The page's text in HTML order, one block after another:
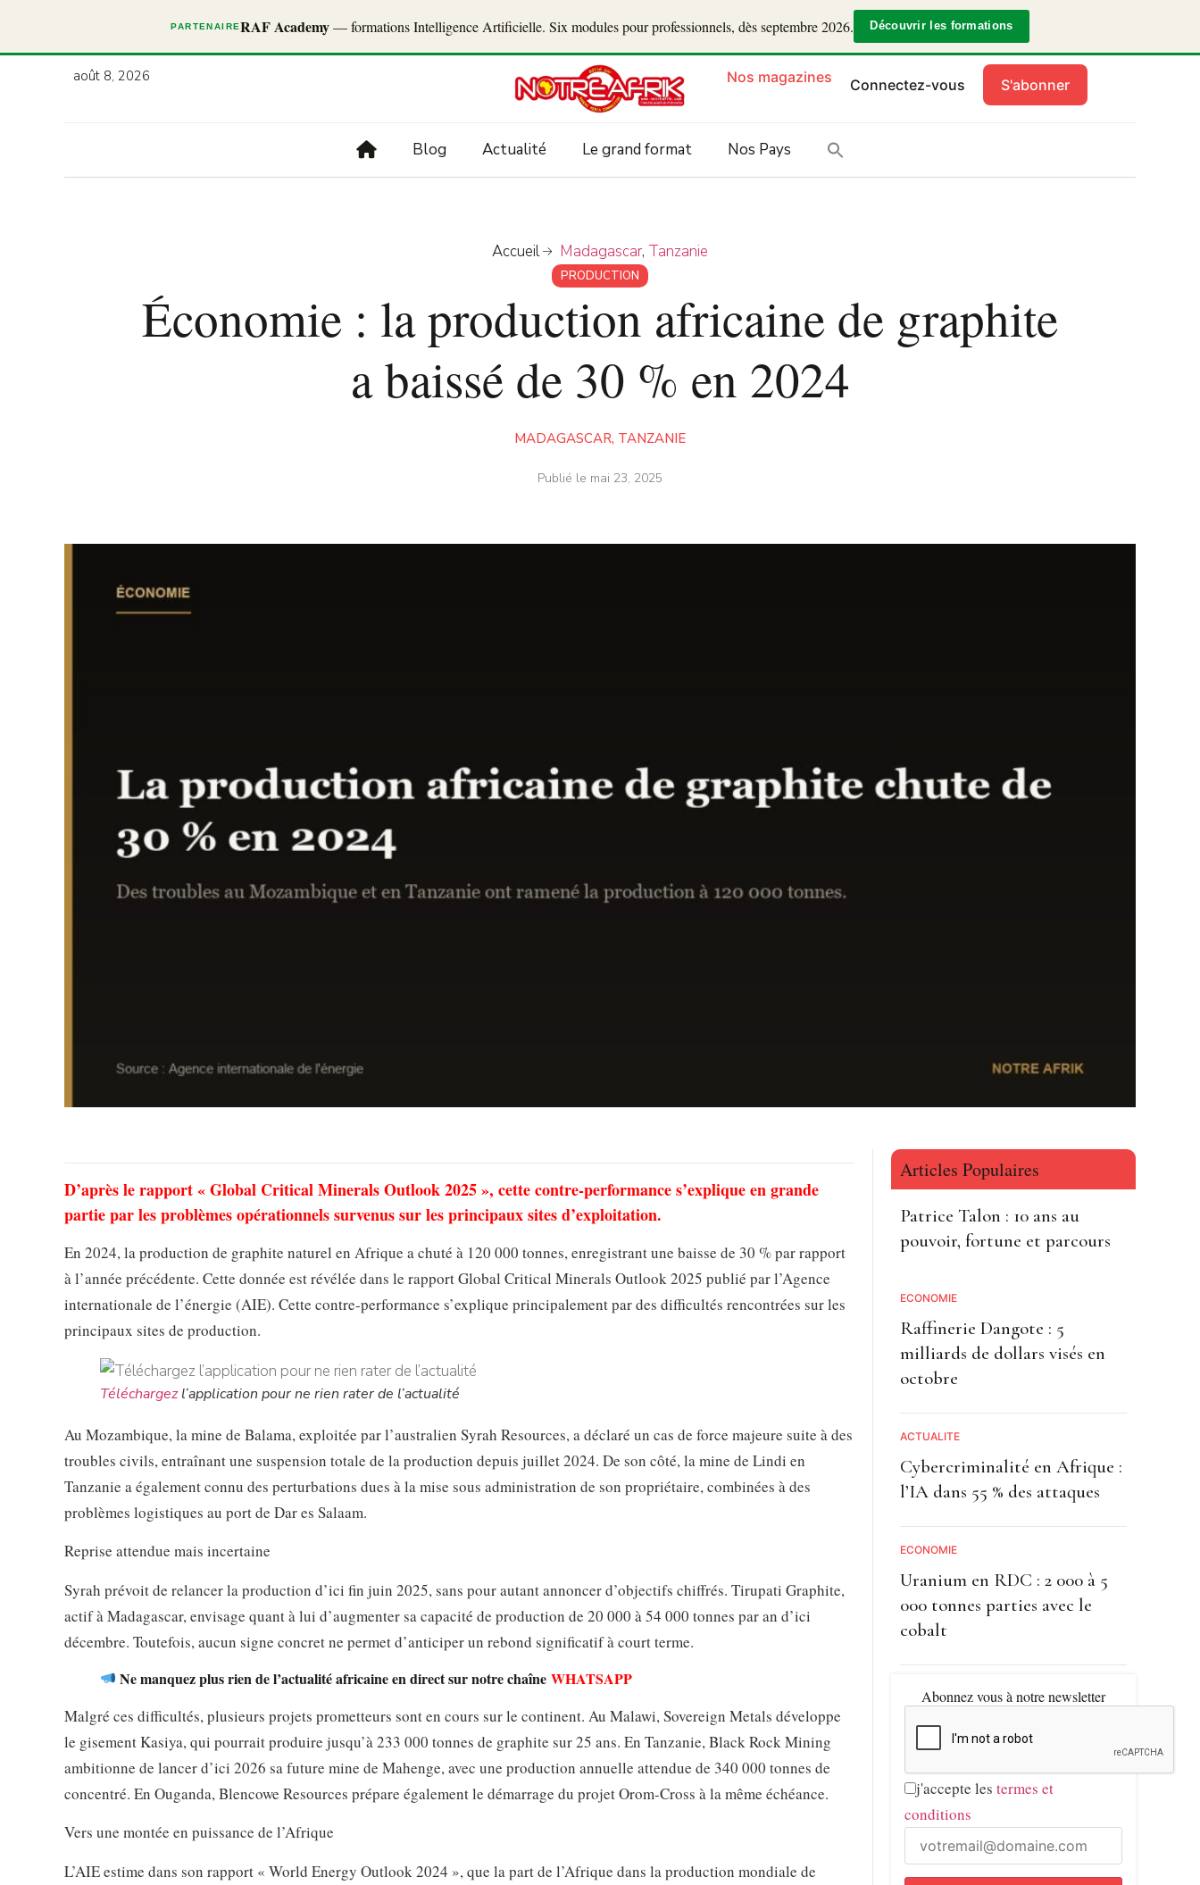
PARTENAIRERAF Academy— formations Intelligence Artificielle. Six modules pour professionnels, dès septembre 2026. Découvrir les formations
août 8, 2026 Nos magazines Connectez-vous S'abonner
Blog Actualité Le grand format Nos Pays
Accueil Madagascar, Tanzanie
PRODUCTION
Économie : la production africaine de graphite
a baissé de 30 % en 2024
MADAGASCAR, TANZANIE
Publié le mai 23, 2025
D’après le rapport « Global Critical Minerals Outlook 2025 », cette contre-performance s’explique en grande
partie par les problèmes opérationnels survenus sur les principaux sites d’exploitation.
En 2024, la production de graphite naturel en Afrique a chuté à 120 000 tonnes, enregistrant une baisse de 30 % par rapport
à l’année précédente. Cette donnée est révélée dans le rapport Global Critical Minerals Outlook 2025 publié par l’Agence
internationale de l’énergie (AIE). Cette contre-performance s’explique principalement par des difficultés rencontrées sur les
principaux sites de production.
Téléchargezl’application pour ne rien rater de l’actualité
Au Mozambique, la mine de Balama, exploitée par l’australien Syrah Resources, a déclaré un cas de force majeure suite à des
troubles civils, entraînant une suspension totale de la production depuis juillet 2024. De son côté, la mine de Lindi en
Tanzanie a également connu des perturbations dues à la mise sous administration de son propriétaire, combinées à des
problèmes logistiques au port de Dar es Salaam.
Reprise attendue mais incertaine
Syrah prévoit de relancer la production d’ici fin juin 2025, sans pour autant annoncer d’objectifs chiffrés. Tirupati Graphite,
actif à Madagascar, envisage quant à lui d’augmenter sa capacité de production de 20 000 à 54 000 tonnes par an d’ici
décembre. Toutefois, aucun signe concret ne permet d’anticiper un rebond significatif à court terme.
Ne manquez plus rien de l’actualité africaine en direct sur notre chaîneWHATSAPP
Malgré ces difficultés, plusieurs projets prometteurs sont en cours sur le continent. Au Malawi, Sovereign Metals développe
le gisement Kasiya, qui pourrait produire jusqu’à 233 000 tonnes de graphite sur 25 ans. En Tanzanie, Black Rock Mining
ambitionne de lancer d’ici 2026 sa future mine de Mahenge, avec une production annuelle attendue de 340 000 tonnes de
concentré. En Ouganda, Blencowe Resources prépare également le démarrage du projet Orom-Cross à la même échéance.
Vers une montée en puissance de l’Afrique
L’AIE estime dans son rapport « World Energy Outlook 2024 », que la part de l’Afrique dans la production mondiale de
Articles Populaires
Patrice Talon : 10 ans au
pouvoir, fortune et parcours
ECONOMIE
Raffinerie Dangote : 5
milliards de dollars visés en
octobre
ACTUALITE
Cybercriminalité en Afrique :
l’IA dans 55 % des attaques
ECONOMIE
Uranium en RDC : 2 000 à 5
000 tonnes parties avec le
cobalt
Abonnez vous à notre newsletter
j'accepte les termes et
conditions